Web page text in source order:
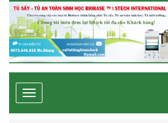
Toggle
navigation